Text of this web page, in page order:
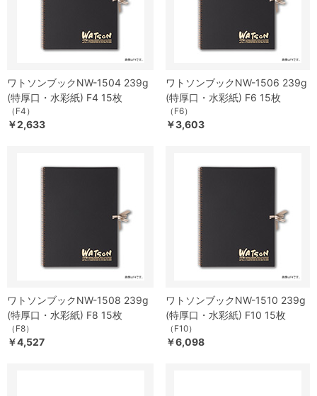
ワトソンブックNW-1504 239g
(特厚口・水彩紙) F4 15枚
（F4）
￥2,633
ワトソンブックNW-1506 239g
(特厚口・水彩紙) F6 15枚
（F6）
￥3,603
ワトソンブックNW-1508 239g
(特厚口・水彩紙) F8 15枚
（F8）
￥4,527
ワトソンブックNW-1510 239g
(特厚口・水彩紙) F10 15枚
（F10）
￥6,098